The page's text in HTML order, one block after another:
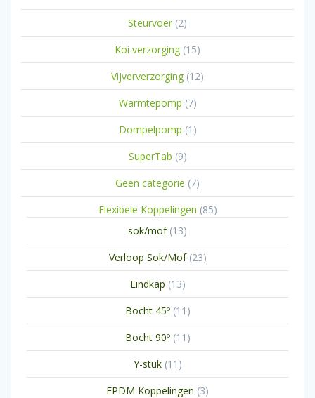
Steurvoer 22
producten
Koi verzorging 1515
producten
Vijververzorging 1212
producten
Warmtepomp 77
producten
Dompelpomp 1 1
product
SuperTab 99
producten
Geen categorie 77
producten
Flexibele Koppelingen 8585
sok/mof 1313
producten
Verloop Sok/Mof 2323
producten
Eindkap 1313
producten
Bocht 45º 11 11
producten
Bocht 90º 11 11
producten
Y-stuk 11 11
producten
EPDM Koppelingen 33